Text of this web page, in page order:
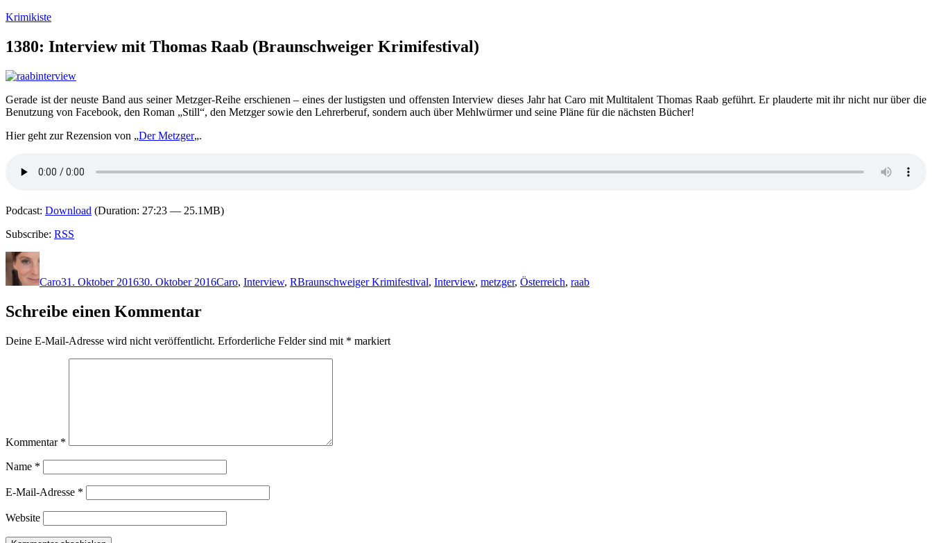
Zum
springen
Krimikiste
1380: Interview mit Thomas Raab (Braunschweiger Krimifestival)
Gerade ist der neuste Band aus seiner Metzger-Reihe erschienen – eines der lustigsten und offensten Interview dieses Jahr hat Caro mit Multitalent Thomas Raab geführt. Er plauderte mit ihr nicht nur über die
Benutzung von Facebook, den Roman „Still“, den Metzger sowie den Lehrerberuf, sondern auch über Mehlwürmer und seine Pläne für die nächsten Bücher!
Hier geht zur Rezension von „Der Metzger„.
Podcast: Download (Duration: 27:23 — 25.1MB)
Subscribe: RSS
Autor
Caro31. Oktober 201630. Oktober 2016Caro, Interview, RBraunschweiger Krimifestival, Interview, metzger, Österreich, raab
Schreibe einen Kommentar
Deine E-Mail-Adresse wird nicht veröffentlicht. Erforderliche Felder sind mit * markiert
Kommentar *
Name *
E-Mail-Adresse *
Website